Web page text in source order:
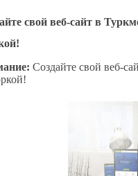
свой веб-сайт в
Создайте свой веб-